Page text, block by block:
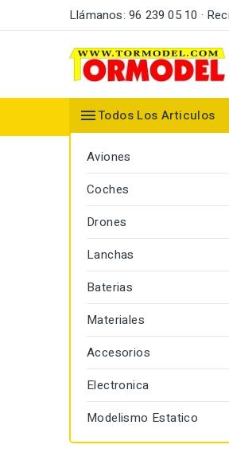
Llámanos: 96 239 05 10 ·
Todos Los Articulos
Aviones
Coches
Drones
Lanchas
Baterias
Materiales
Accesorios
Electronica
Modelismo Estatico